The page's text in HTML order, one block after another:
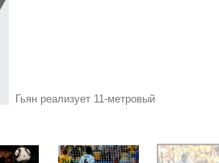
Гьян реализует 11-метровый